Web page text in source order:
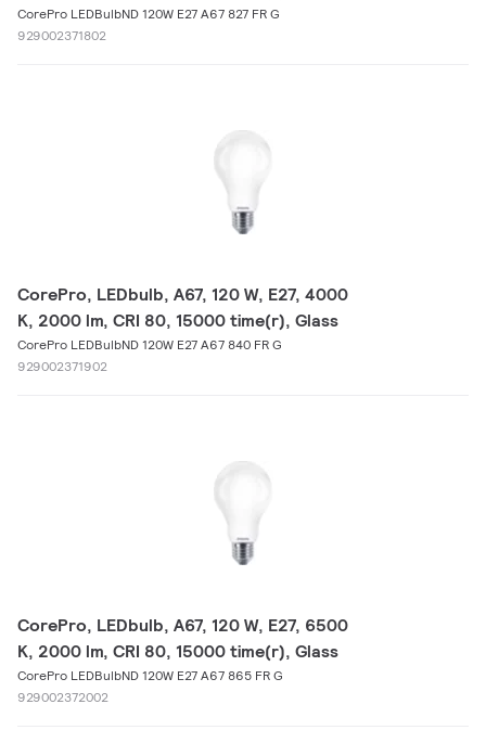
CorePro LEDBulbND 120W E27 A67 827 FR G
929002371802
CorePro, LEDbulb, A67, 120 W, E27, 4000
K, 2000 lm, CRI 80, 15000 time(r), Glass
CorePro LEDBulbND 120W E27 A67 840 FR G
929002371902
CorePro, LEDbulb, A67, 120 W, E27, 6500
K, 2000 lm, CRI 80, 15000 time(r), Glass
CorePro LEDBulbND 120W E27 A67 865 FR G
929002372002